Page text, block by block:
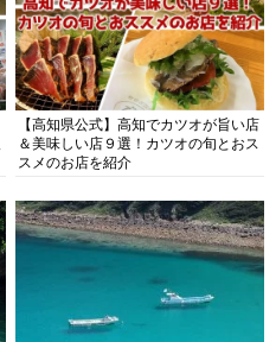
【高知県公式】高知でカツオが旨い店
＆美味しい店９選！カツオの旬とおス
スメのお店を紹介